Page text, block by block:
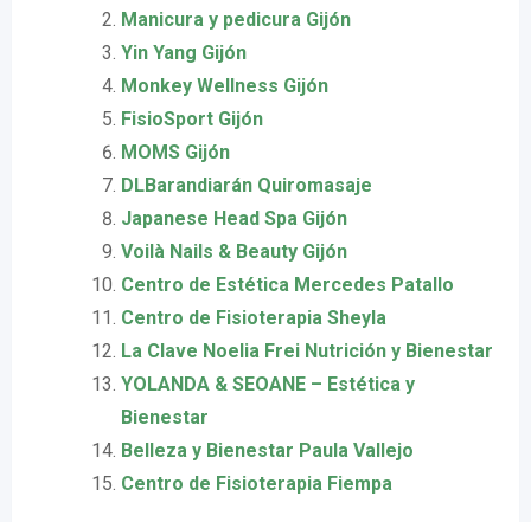
Manicura y pedicura Gijón
Yin Yang Gijón
Monkey Wellness Gijón
FisioSport Gijón
MOMS Gijón
DLBarandiarán Quiromasaje
Japanese Head Spa Gijón
Voilà Nails & Beauty Gijón
Centro de Estética Mercedes Patallo
Centro de Fisioterapia Sheyla
La Clave Noelia Frei Nutrición y Bienestar
YOLANDA & SEOANE – Estética y
Bienestar
Belleza y Bienestar Paula Vallejo
Centro de Fisioterapia Fiempa